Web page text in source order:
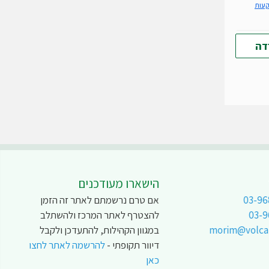
03-
03-
הישארו מעודכנים
אם טרם נרשמתם לאתר זה הזמן
להצטרף לאתר המרכז ולהשתלב
במגוון הקהילות, להתעדכן ולקבל
דיוור תקופתי -להרשמה לאתר לחצו
כאן